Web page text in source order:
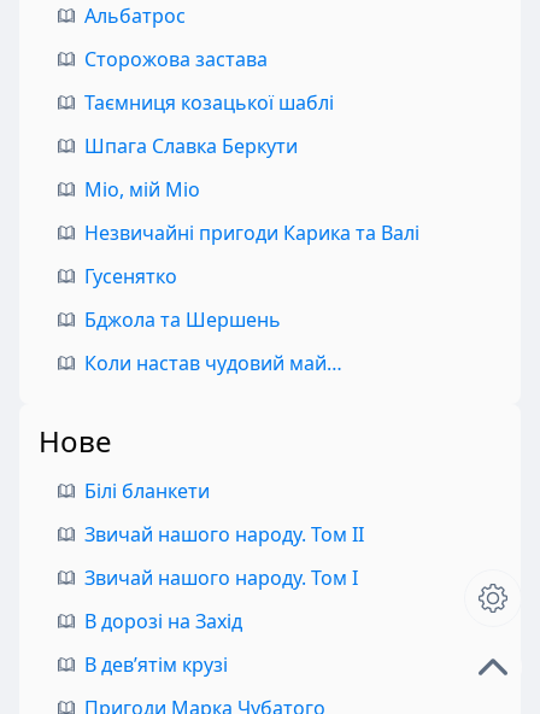
Альбатрос
Сторожова застава
Таємниця козацької шаблі
Шпага Славка Беркути
Міо, мій Міо
Незвичайні пригоди Карика та Валі
Гусенятко
Бджола та Шершень
Коли настав чудовий май…
Нове
Білі бланкети
Звичай нашого народу. Том II
Звичай нашого народу. Том I
В дорозі на Захід
В дев’ятім крузі
Пригоди Марка Чубатого